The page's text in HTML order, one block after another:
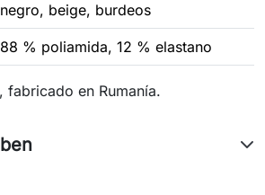
negro, beige, burdeos
88 % poliamida, 12 % elastano
fabricado en Rumanía.